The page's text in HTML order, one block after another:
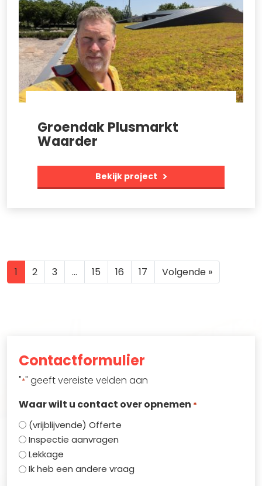
Groendak Plusmarkt
Waarder
Bekijk project
1 2 3 … 15 16 17 Volgende »
Contactformulier
"*" geeft vereiste velden aan
Waar wilt u contact over opnemen *
(vrijblijvende) Offerte
Inspectie aanvragen
Lekkage
Ik heb een andere vraag